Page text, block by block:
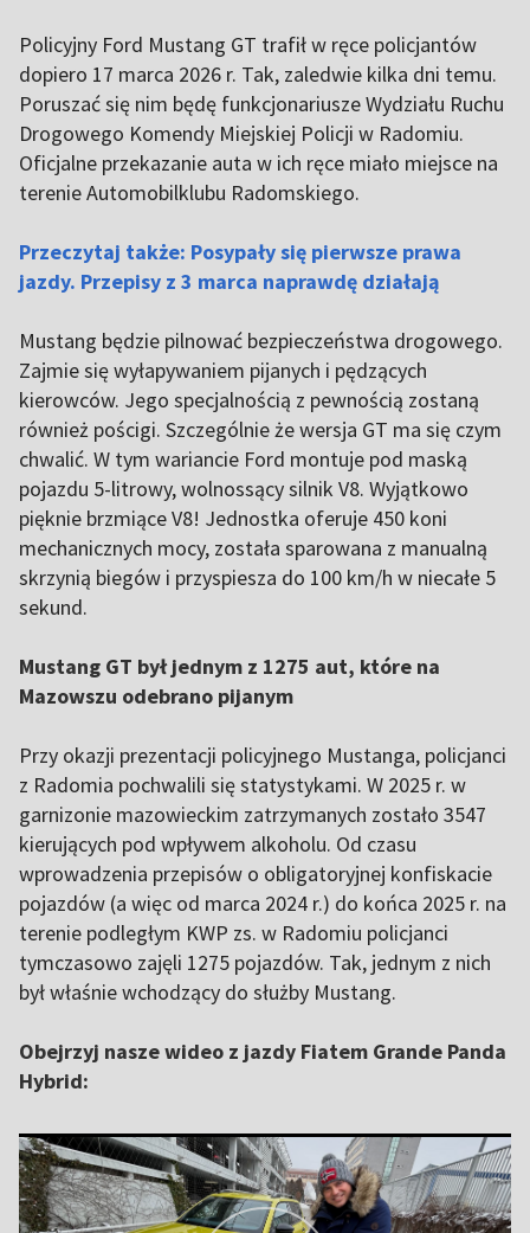
Policyjny Ford Mustang GT trafił w ręce policjantów
dopiero 17 marca 2026 r. Tak, zaledwie kilka dni temu.
Poruszać się nim będę funkcjonariusze Wydziału Ruchu
Drogowego Komendy Miejskiej Policji w Radomiu.
Oficjalne przekazanie auta w ich ręce miało miejsce na
terenie Automobilklubu Radomskiego.
Przeczytaj także: Posypały się pierwsze prawa
jazdy. Przepisy z 3 marca naprawdę działają
Mustang będzie pilnować bezpieczeństwa drogowego.
Zajmie się wyłapywaniem pijanych i pędzących
kierowców. Jego specjalnością z pewnością zostaną
również pościgi. Szczególnie że wersja GT ma się czym
chwalić. W tym wariancie Ford montuje pod maską
pojazdu 5-litrowy, wolnossący silnik V8. Wyjątkowo
pięknie brzmiące V8! Jednostka oferuje 450 koni
mechanicznych mocy, została sparowana z manualną
skrzynią biegów i przyspiesza do 100 km/h w niecałe 5
sekund.
Mustang GT był jednym z 1275 aut, które na
Mazowszu odebrano pijanym
Przy okazji prezentacji policyjnego Mustanga, policjanci
z Radomia pochwalili się statystykami. W 2025 r. w
garnizonie mazowieckim zatrzymanych zostało 3547
kierujących pod wpływem alkoholu. Od czasu
wprowadzenia przepisów o obligatoryjnej konfiskacie
pojazdów (a więc od marca 2024 r.) do końca 2025 r. na
terenie podległym KWP zs. w Radomiu policjanci
tymczasowo zajęli 1275 pojazdów. Tak, jednym z nich
był właśnie wchodzący do służby Mustang.
Obejrzyj nasze wideo z jazdy Fiatem Grande Panda
Hybrid: